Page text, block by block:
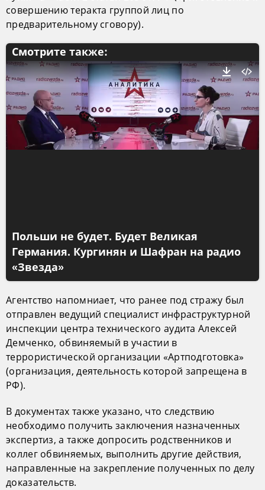
совершению теракта группой лиц по
предварительному сговору).
Смотрите также:
Польши не будет. Будет Великая
Германия. Кургинян и Шафран на радио
«Звезда»
Агентство напомниает, что ранее под стражу был
отправлен ведущий специалист инфраструктурной
инспекции центра технического аудита Алексей
Демченко, обвиняемый в участии в
террористической организации «Артподготовка»
(организация, деятельность которой запрещена в
РФ).
В документах также указано, что следствию
необходимо получить заключения назначенных
экспертиз, а также допросить родственников и
коллег обвиняемых, выполнить другие действия,
направленные на закрепление полученных по делу
доказательств.